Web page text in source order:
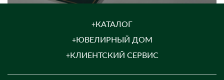
КАТАЛОГ
ЮВЕЛИРНЫЙ ДОМ
КЛИЕНТСКИЙ СЕРВИС